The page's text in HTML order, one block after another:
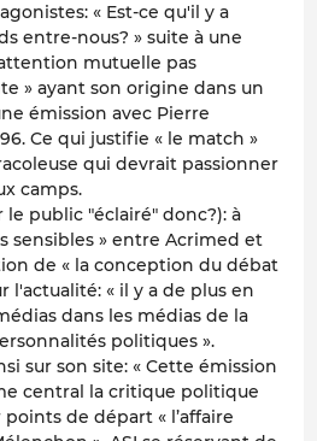
« Est-ce qu'il y a
entre-nous? » suite à une
mutuelle pas
» ayant son origine dans un
émission avec Pierre
Ce qui justifie « le match »
qui devrait passionner
camps.
public "éclairé" donc?): à
sensibles » entre Acrimed et
de « la conception du débat
l'actualité: « il y a de plus en
dans les médias de la
politiques ».
sur son site: « Cette émission
central la critique politique
de départ « l’affaire